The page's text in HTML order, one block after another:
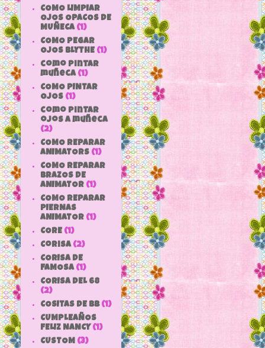
COMO LIMPIAR
OJOS OPACOS DE
MUÑECA (1)
COMO PEGAR
OJOS BLYTHE (1)
como pintar
muñeca (1)
COMO PINTAR
OJOS (1)
como pintar
ojos a muñeca
(2)
COMO REPARAR
ANIMATORS (1)
COMO REPARAR
BRAZOS DE
ANIMATOR (1)
COMO REPARAR
PIERNAS
ANIMATOR (1)
CORE (1)
Corisa (2)
CORISA DE
FAMOSA (1)
CORISA DEL 68
(2)
COSITAS DE bb (1)
CUMPLEAÑOS
FELIZ NANCY (1)
CUSTOM (3)